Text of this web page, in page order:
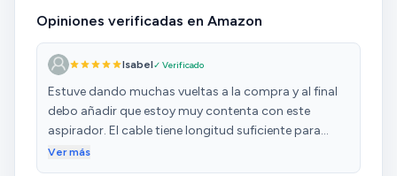
Opiniones verificadas en Amazon
Isabel✓ Verificado
Estuve dando muchas vueltas a la compra y al final
debo añadir que estoy muy contenta con este
aspirador. El cable tiene longitud suficiente para
llegar a 9 metros y algo más de distancia desde la
Ver más